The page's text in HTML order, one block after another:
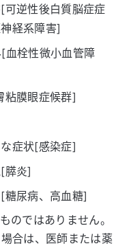
可逆性後白質脳症症
経系障害]
血栓性微小血管障
粘膜眼症候群]
症状[感染症]
膵炎]
糖尿病、高血糖]
のではありません。
合は、医師または薬